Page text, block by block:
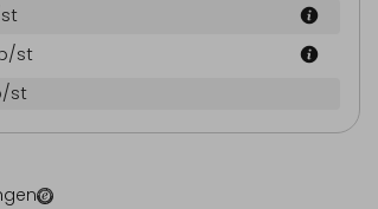
st
st